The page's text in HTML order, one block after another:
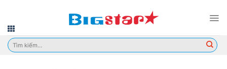
content
Tìm
kiếm: